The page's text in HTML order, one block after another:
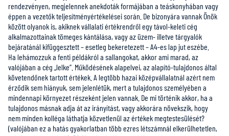
rendezvényen, megjelennek anekdoták formájában a teáskonyhában vagy
éppen a vezetők teljesítményértékelései során. De bizonyára vannak Önök
között olyanok is, akiknek vállalati értékrendről egy távol-keleti cég
alkalmazottainak tömeges kántálása, vagy az üzem- illetve tárgyalók
bejáratánál kifüggesztett – esetleg bekeretezett – A4-es lap jut eszébe.
Ha lehámozzuk a fenti példákról a sallangokat, akkor ami marad, az
valójában a cég „lelke”. Működésének alapelvei, az alapító-tulajdonos által
követendőnek tartott értékek. A legtöbb hazai középvállalatnál azért nem
érződik sem hiányuk, sem jelenlétük, mert a tulajdonos személyében a
mindennapi környezet részeként jelen vannak. De mi történik akkor, ha a
tulajdonos másnak adja át az irányítást, vagy akkorára növekszik, hogy
nem minden kolléga láthatja közvetlenül az értékek megtestesülését?
(valójában ez a hatás gyakorlatban több ezres létszámnál elkerülhetetlen,